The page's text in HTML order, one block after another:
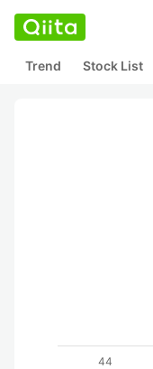
Trend Stock List
44